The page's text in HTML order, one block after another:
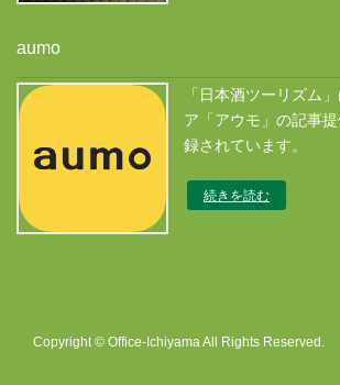
aumo
「日本酒ツーリズム
ア「アウモ」の記事
録されています。
続きを読む
Copyright © Office-Ichiyama All Rights Reserved.